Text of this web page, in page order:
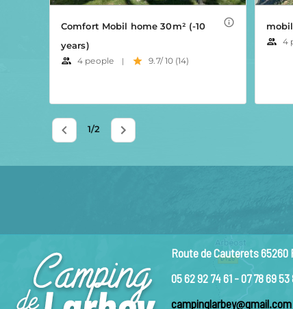
Route de Cauterets
05 62 92 74 61 - 07 78 69 53
campinglarbey@gmail.com